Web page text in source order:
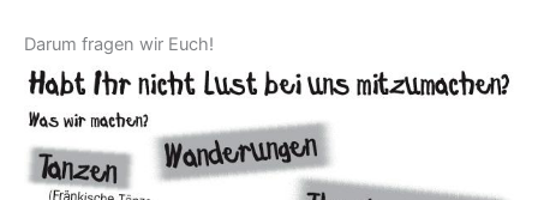
Darum fragen wir Euch!